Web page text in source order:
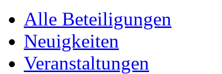
Alle Beteiligungen
Neuigkeiten
Veranstaltungen